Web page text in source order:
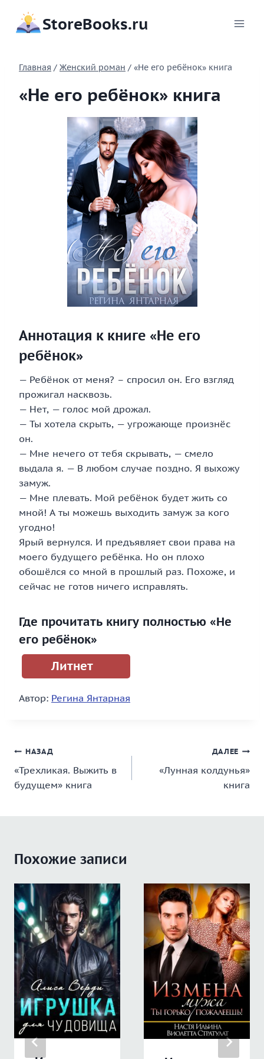
содержимому
StoreBooks.ru
Главная / Женский роман / «Не его ребёнок» книга
«Не его ребёнок» книга
Аннотация к книге «Не его
ребёнок»
— Ребёнок от меня? – спросил он. Его взгляд
прожигал насквозь.
— Нет, — голос мой дрожал.
— Ты хотела скрыть, — угрожающе произнёс
он.
— Мне нечего от тебя скрывать, — смело
выдала я. — В любом случае поздно. Я выхожу
замуж.
— Мне плевать. Мой ребёнок будет жить со
мной! А ты можешь выходить замуж за кого
угодно!
Ярый вернулся. И предъявляет свои права на
моего будущего ребёнка. Но он плохо
обошёлся со мной в прошлый раз. Похоже, и
сейчас не готов ничего исправлять.
Где прочитать книгу полностью «Не
его ребёнок»
Литнет
Автор: Регина Янтарная
Навигация
по
записям
НАЗАД
«Трехликая. Выжить в
будущем» книга
ДАЛЕЕ
«Лунная колдунья»
книга
Похожие записи